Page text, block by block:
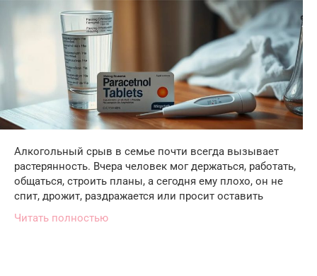
Алкогольный срыв в семье почти всегда вызывает
растерянность. Вчера человек мог держаться, работать,
общаться, строить планы, а сегодня ему плохо, он не
спит, дрожит, раздражается или просит оставить
Читать полностью